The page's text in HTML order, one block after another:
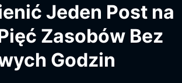
Jeden Post na
Zasobów Bez
Godzin